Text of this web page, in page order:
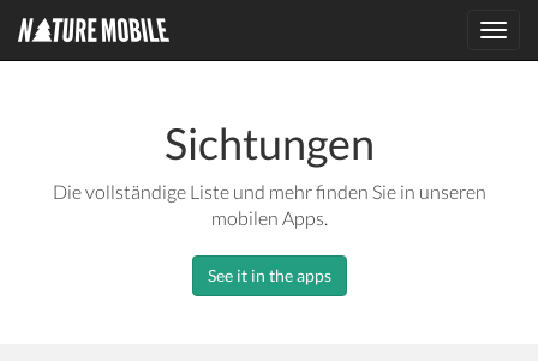
Sichtungen
Die vollständige Liste und mehr finden Sie in unseren
mobilen Apps.
See it in the apps